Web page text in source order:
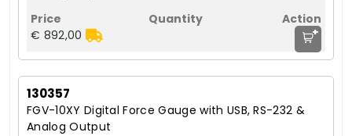
€ 892,00 +
130357
FGV-10XY Digital Force Gauge with USB, RS-232 &
Analog Output